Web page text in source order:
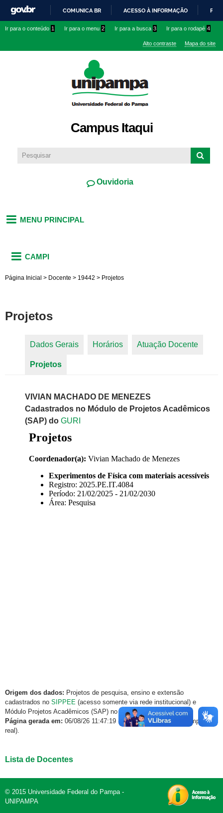
conteúdo
IR
O
COMUNICA BR ACESSO À INFORMAÇÃO
Ir para o conteúdo 1 Ir para o menu 2 Ir para a busca 3 Ir para o rodapé 4
Alto contraste Mapa do site
Campus Itaqui
Ouvidoria
MENU PRINCIPAL
CAMPI
Página Inicial > Docente > 19442 > Projetos
Projetos
Dados Gerais Horários Atuação Docente
Projetos
VIVIAN MACHADO DE MENEZES
Cadastrados no Módulo de Projetos Acadêmicos
(SAP) do GURI
Origem dos dados: Projetos de pesquisa, ensino e extensão
cadastrados no SIPPEE (acesso somente via rede institucional) e
Módulo Projetos Acadêmicos (SAP) no GURI.
Página gerada em: 06/08/26 11:47:19 (dados atualizados em tempo
real).
Lista de Docentes
© 2015 Universidade Federal do Pampa -
UNIPAMPA